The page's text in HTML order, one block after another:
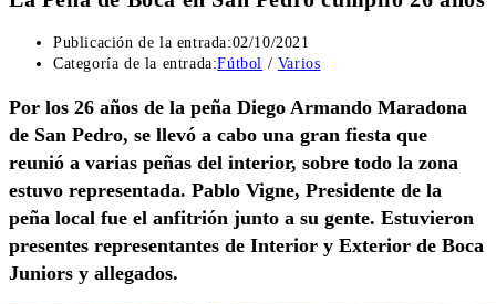
Publicación de la entrada:02/10/2021
Categoría de la entrada:Fútbol / Varios
Por los 26 años de la peña Diego Armando Maradona
de San Pedro, se llevó a cabo una gran fiesta que
reunió a varias peñas del interior, sobre todo la zona
estuvo representada. Pablo Vigne, Presidente de la
peña local fue el anfitrión junto a su gente. Estuvieron
presentes representantes de Interior y Exterior de Boca
Juniors y allegados.